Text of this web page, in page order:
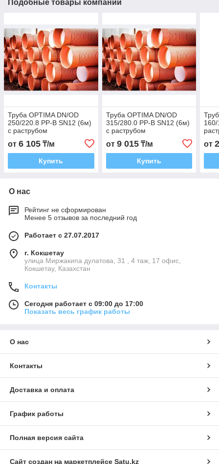
Подобные товары компании
Труба OPTIMA DN/OD
250/220.8 PP-B SN12 (6м)
с раструбом
от 6 105 ₸/м
Купить
Труба OPTIMA DN/OD
315/280.0 PP-B SN12 (6м)
с раструбом
от 9 015₸/м
Купить
от
О нас
Рейтинг не сформирован
Менее 5 отзывов за последний год
Работает с 27.07.2017
г. Кокшетау
улица Миржакипа дулатова, 31 , 4 таж, 17 офис,
Кокшетау, Казахстан
Контакты
Сегодня работает с 09:00 до 17:00
Показать весь график работы
О нас
Контакты
Доставка и оплата
График работы
Полная версия сайта
Сайт создан на маркетплейсе Satu.kz